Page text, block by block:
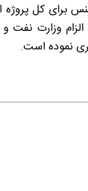
برای کل
وزارت
نموده است.